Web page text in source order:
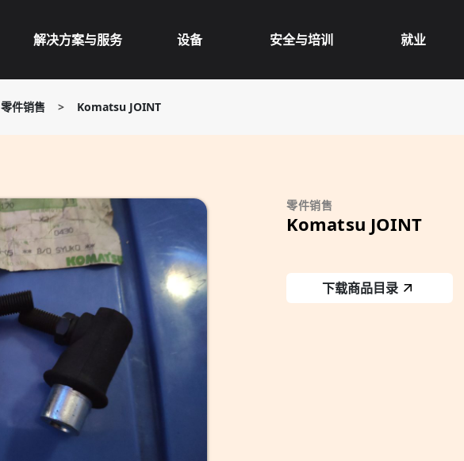
解决方案与服务 设备 安全与培训 就业
零件销售 > Komatsu JOINT
零件销售
Komatsu JOINT
下载商品目录